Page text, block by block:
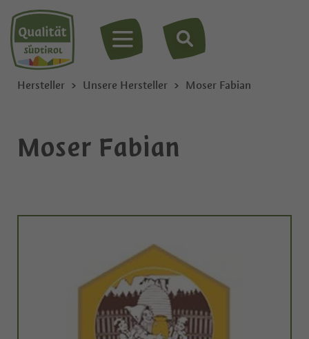
MENÜ
Hersteller Unsere Hersteller Moser Fabian
Moser Fabian